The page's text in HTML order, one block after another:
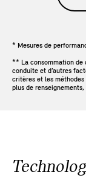
* Mesures de
** La consommation de
conduite et d’autres
critères et les méthodes
plus de